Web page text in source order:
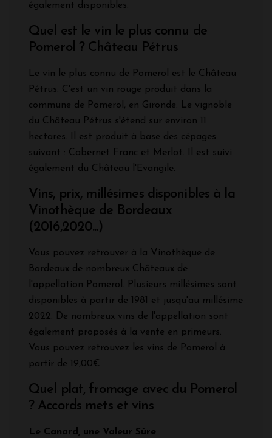
également disponibles.
Quel est le vin le plus connu de
Pomerol ? Château Pétrus
Le vin le plus connu de Pomerol est le Château
Pétrus. C'est un vin rouge produit dans la
commune de Pomerol, en Gironde. Le vignoble
du Château Pétrus s'étend sur environ 11
hectares. Il est produit à base des cépages
suivant : Cabernet Franc et Merlot. Il est suivi
également du Château l'Evangile.
Vins, prix, millésimes disponibles à la
Vinothèque de Bordeaux
(2016,2020...)
Vous pouvez retrouver à la Vinothèque de
Bordeaux de nombreux Châteaux de
l'appellation Pomerol. Plusieurs millésimes sont
disponibles à partir de 1981 et jusqu'au millésime
2022. De nombreux vins de l'appellation sont
également proposés à la vente en primeurs.
Vous pouvez retrouvez les vins de Pomerol à
partir de 19,00€.
Quel plat, fromage avec du Pomerol
? Accords mets et vins
Le Canard, une Valeur Sûre